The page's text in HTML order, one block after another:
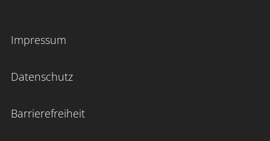
Impressum
Datenschutz
Barrierefreiheit